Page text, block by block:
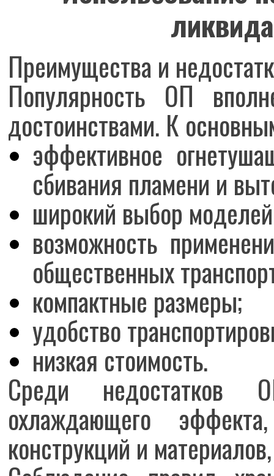
Преимущества и
Популярность ОП
достоинствами. К
эффективное
сбивания пламени и
широкий выбор
возможность
общественных
компактные размеры;
удобство
низкая стоимость.
Среди недостатков
охлаждающего
конструкций и